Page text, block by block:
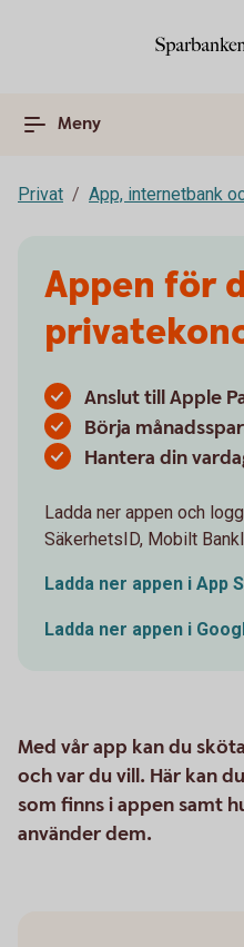
Meny
Privat App, internetbank
Appen för
Anslut till Apple
Börja
Hantera din
Ladda ner appen och
SäkerhetsID, Mobilt
Ladda ner appen i App
Ladda ner appen i
Med vår app kan du
och var du vill. Här kan
som finns i appen samt
använder dem.